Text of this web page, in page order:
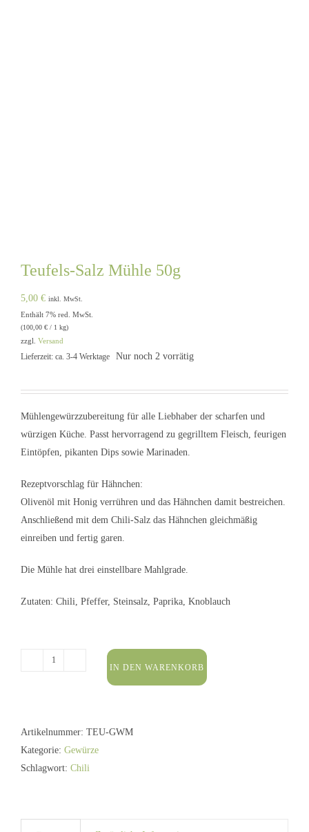
Teufels-Salz Mühle 50g
5,00 € inkl. MwSt.
Enthält 7% red. MwSt.
(100,00 € / 1 kg)
zzgl. Versand
Lieferzeit: ca. 3-4 Werktage Nur noch 2 vorrätig
Mühlengewürzzubereitung für alle Liebhaber der scharfen und
würzigen Küche. Passt hervorragend zu gegrilltem Fleisch, feurigen
Eintöpfen, pikanten Dips sowie Marinaden.
Rezeptvorschlag für Hähnchen:
Olivenöl mit Honig verrühren und das Hähnchen damit bestreichen.
Anschließend mit dem Chili-Salz das Hähnchen gleichmäßig
einreiben und fertig garen.
Die Mühle hat drei einstellbare Mahlgrade.
Zutaten: Chili, Pfeffer, Steinsalz, Paprika, Knoblauch
IN DEN WARENKORB
Artikelnummer: TEU-GWM
Kategorie: Gewürze
Schlagwort: Chili